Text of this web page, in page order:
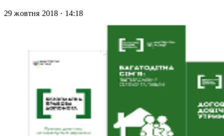
29 жовтня 2018 · 14:18